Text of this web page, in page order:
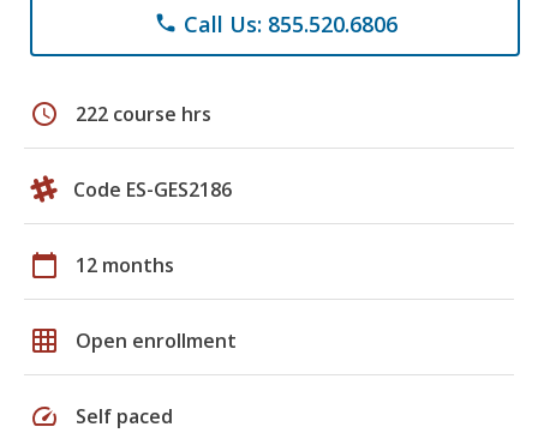
phone Call Us: 855.520.6806
schedule 222 course hrs
Code ES-GES2186
calendar_today 12 months
grid_on Open enrollment
speed Self paced